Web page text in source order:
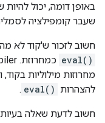
שעבר קומפילציה
חשוב לזכור ש'קוד לא
eval()
מחרוזות מילוליות
להצהרות eval()
.
חשוב לדעת שאלה בעיות